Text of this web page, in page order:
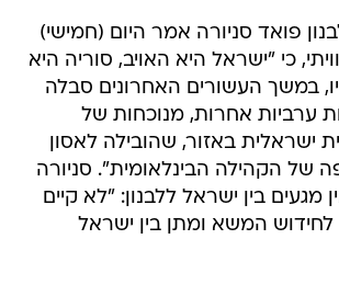
פואד סניורה אמר היום (חמישי)
כי "ישראל היא האויב, סוריה היא
במשך העשורים האחרונים סבלה
ערביות אחרות, מנוכחות של
ישראלית באזור, שהובילה לאסון
של הקהילה הבינלאומית". סניורה
מגעים בין ישראל ללבנון: "לא קיים
לחידוש המשא ומתן בין ישראל